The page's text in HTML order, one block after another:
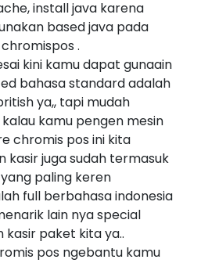
install java karena
based java pada
.
kini kamu dapat gunaain
bahasa standard adalah
ya,, tapi mudah
kamu pengen mesin
chromis pos ini kita
kasir juga sudah termasuk
paling keren
full berbahasa indonesia
lain nya special
kasir paket kita ya..
pos ngebantu kamu